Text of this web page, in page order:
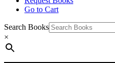
Go to Cart
Search Books
×